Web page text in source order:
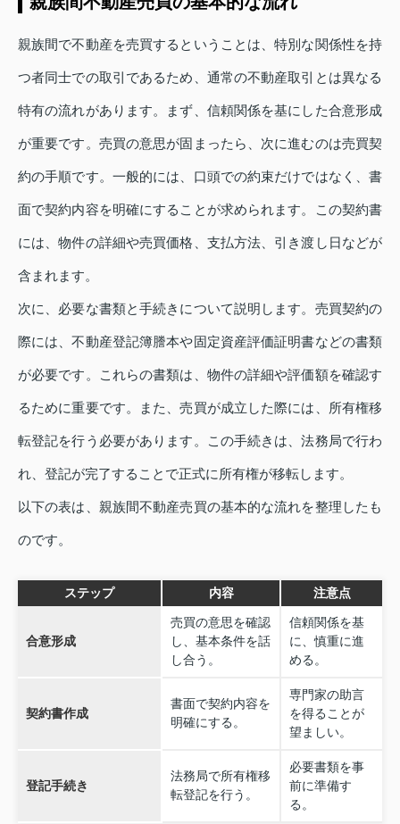
親族間で不動産を売買するということは、特別な関係性を持
つ者同士での取引であるため、通常の不動産取引とは異なる
特有の流れがあります。まず、信頼関係を基にした合意形成
が重要です。売買の意思が固まったら、次に進むのは売買契
約の手順です。一般的には、口頭での約束だけではなく、書
面で契約内容を明確にすることが求められます。この契約書
には、物件の詳細や売買価格、支払方法、引き渡し日などが
含まれます。
次に、必要な書類と手続きについて説明します。売買契約の
際には、不動産登記簿謄本や固定資産評価証明書などの書類
が必要です。これらの書類は、物件の詳細や評価額を確認す
るために重要です。また、売買が成立した際には、所有権移
転登記を行う必要があります。この手続きは、法務局で行わ
れ、登記が完了することで正式に所有権が移転します。
以下の表は、親族間不動産売買の基本的な流れを整理したも
のです。
ステップ 内容 注意点
合意形成
売買の意思を確認
し、基本条件を話
し合う。
信頼関係を基
に、慎重に進
める。
契約書作成
書面で契約内容を
明確にする。
専門家の助言
を得ることが
望ましい。
登記手続き
法務局で所有権移
転登記を行う。
必要書類を事
前に準備す
る。